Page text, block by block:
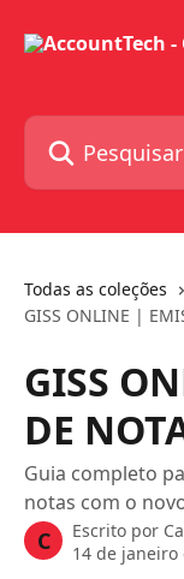
Pesquisar artigos...
Todas as coleções
GISS ONLINE |
GISS
DE
Guia completo
notas com o
C Escrito por
14 de janeiro